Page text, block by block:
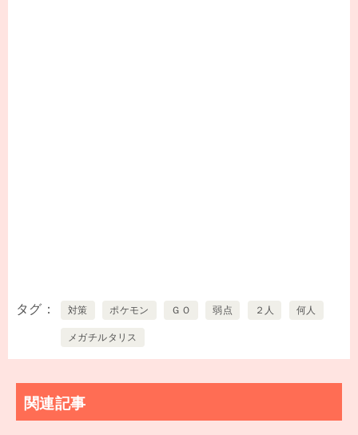
タグ 対策 ポケモン ＧＯ 弱点 ２人 何人
メガチルタリス
関連記事